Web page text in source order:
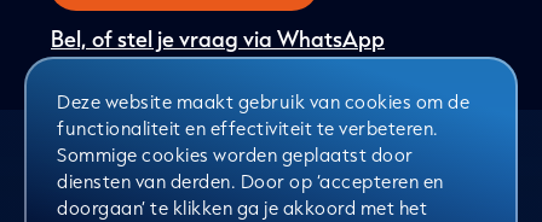
Deze website maakt gebruik van cookies om de
functionaliteit en effectiviteit te verbeteren.
Sommige cookies worden geplaatst door
diensten van derden. Door op ‘accepteren en
doorgaan’ te klikken ga je akkoord met het
Bel, of stel je vraag via WhatsApp